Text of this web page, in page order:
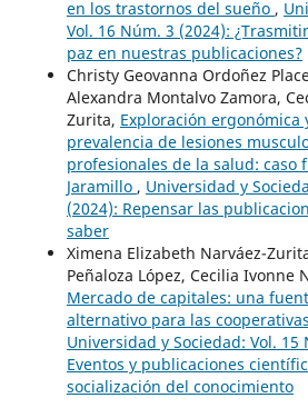
en los trastornos del sueño ,
Vol. 16 Núm. 3 (2024):
paz en nuestras publicaciones?
Christy Geovanna Ordoñez
Alexandra Montalvo Zamora,
Zurita, Exploración ergonómica
prevalencia de lesiones
profesionales de la salud: caso
Jaramillo , Universidad y
(2024): Repensar las
saber
Ximena Elizabeth Narváez-
Peñaloza López, Cecilia Ivonne
Mercado de capitales: una
alternativo para las
Universidad y Sociedad: Vol. 15
Eventos y publicaciones
socialización del conocimiento